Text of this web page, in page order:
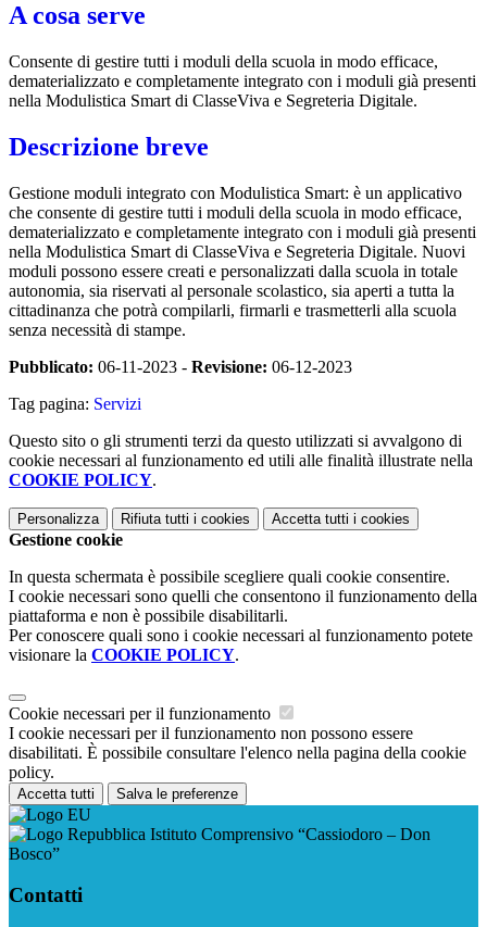
A cosa serve
Consente di gestire tutti i moduli della scuola in modo efficace,
dematerializzato e completamente integrato con i moduli già presenti
nella Modulistica Smart di ClasseViva e Segreteria Digitale.
Descrizione breve
Gestione moduli integrato con Modulistica Smart: è un applicativo
che consente di gestire tutti i moduli della scuola in modo efficace,
dematerializzato e completamente integrato con i moduli già presenti
nella Modulistica Smart di ClasseViva e Segreteria Digitale. Nuovi
moduli possono essere creati e personalizzati dalla scuola in totale
autonomia, sia riservati al personale scolastico, sia aperti a tutta la
cittadinanza che potrà compilarli, firmarli e trasmetterli alla scuola
senza necessità di stampe.
Pubblicato: 06-11-2023 - Revisione: 06-12-2023
Tag pagina: Servizi
Questo sito o gli strumenti terzi da questo utilizzati si avvalgono di
cookie necessari al funzionamento ed utili alle finalità illustrate nella
COOKIE POLICY.
Personalizza Rifiuta tutti i cookies Accetta tutti i cookies
Gestione cookie
In questa schermata è possibile scegliere quali cookie consentire.
I cookie necessari sono quelli che consentono il funzionamento della
piattaforma e non è possibile disabilitarli.
Per conoscere quali sono i cookie necessari al funzionamento potete
visionare la COOKIE POLICY.
Cookie necessari per il funzionamento
I cookie necessari per il funzionamento non possono essere
disabilitati. È possibile consultare l'elenco nella pagina della cookie
policy.
Accetta tutti Salva le preferenze
Istituto Comprensivo “Cassiodoro – Don
Bosco”
Contatti